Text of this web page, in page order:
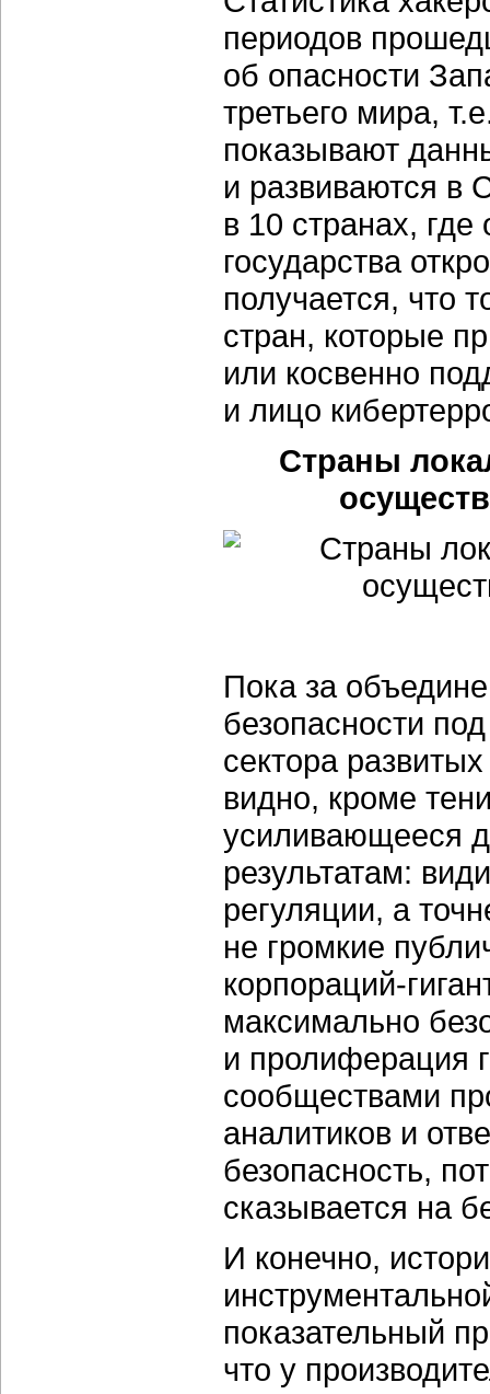
периодов
об опасности
третьего мира,
показывают
и развиваются
в 10 странах,
государства
получается, что
стран, которые
или косвенно
и лицо
Страны
Пока за
безопасности
сектора
видно, кроме
усиливающееся
результатам:
регуляции, а
не громкие
корпораций-
максимально
и пролиферация
сообществами
аналитиков и
безопасность,
сказывается на
И конечно,
показательный
что у